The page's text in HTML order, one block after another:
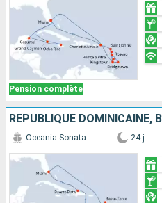
Pension complète
Oceania Sonata 24 j